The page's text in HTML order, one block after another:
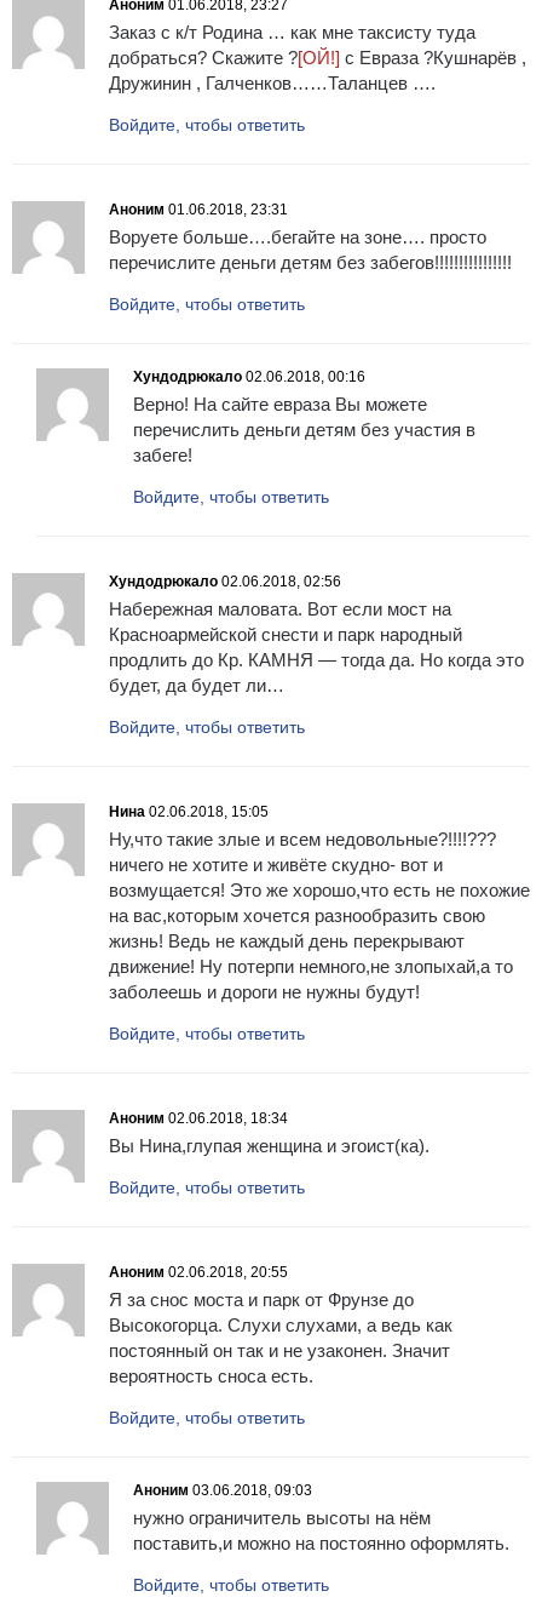
Аноним 01.06.2018, 23:27
Заказ с к/т Родина … как мне таксисту туда
добраться? Скажите ?[ОЙ!] с Евраза ?Кушнарёв ,
Дружинин , Галченков……Таланцев ….
Войдите, чтобы ответить
Аноним 01.06.2018, 23:31
Воруете больше….бегайте на зоне…. просто
перечислите деньги детям без забегов!!!!!!!!!!!!!!!!
Войдите, чтобы ответить
Хундодрюкало 02.06.2018, 00:16
Верно! На сайте евраза Вы можете
перечислить деньги детям без участия в
забеге!
Войдите, чтобы ответить
Хундодрюкало 02.06.2018, 02:56
Набережная маловата. Вот если мост на
Красноармейской снести и парк народный
продлить до Кр. КАМНЯ — тогда да. Но когда это
будет, да будет ли…
Войдите, чтобы ответить
Нина 02.06.2018, 15:05
Ну,что такие злые и всем недовольные?!!!!???
ничего не хотите и живёте скудно- вот и
возмущается! Это же хорошо,что есть не похожие
на вас,которым хочется разнообразить свою
жизнь! Ведь не каждый день перекрывают
движение! Ну потерпи немного,не злопыхай,а то
заболеешь и дороги не нужны будут!
Войдите, чтобы ответить
Аноним 02.06.2018, 18:34
Вы Нина,глупая женщина и эгоист(ка).
Войдите, чтобы ответить
Аноним 02.06.2018, 20:55
Я за снос моста и парк от Фрунзе до
Высокогорца. Слухи слухами, а ведь как
постоянный он так и не узаконен. Значит
вероятность сноса есть.
Войдите, чтобы ответить
Аноним 03.06.2018, 09:03
нужно ограничитель высоты на нём
поставить,и можно на постоянно оформлять.
Войдите, чтобы ответить